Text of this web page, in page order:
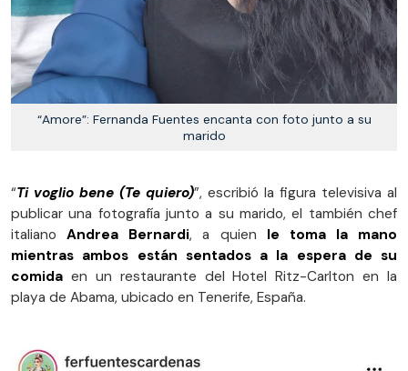
“Amore”: Fernanda Fuentes encanta con foto junto a su
marido
“Ti voglio bene (Te quiero)”, escribió la figura televisiva al
publicar una fotografía junto a su marido, el también chef
italianoAndrea Bernardi, a quien le toma la mano
mientras ambos están sentados a la espera de su
comida en un restaurante del Hotel Ritz-Carlton en la
playa de Abama, ubicado en Tenerife, España.